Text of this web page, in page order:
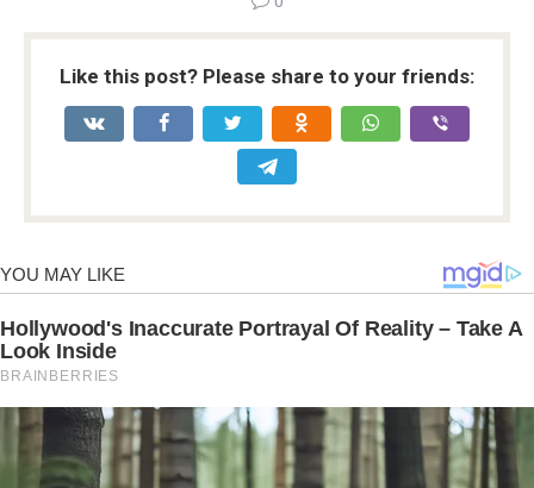
Like this post? Please share to your friends: